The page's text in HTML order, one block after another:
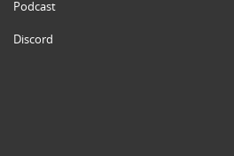
Podcast
Discord